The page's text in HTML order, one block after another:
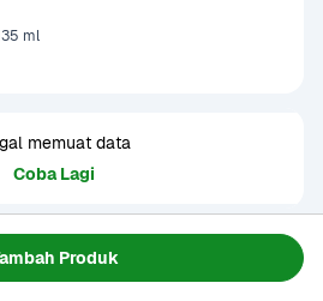
Produk
ml
memuat data
Coba Lagi
terbuat dari bahan pilihan.